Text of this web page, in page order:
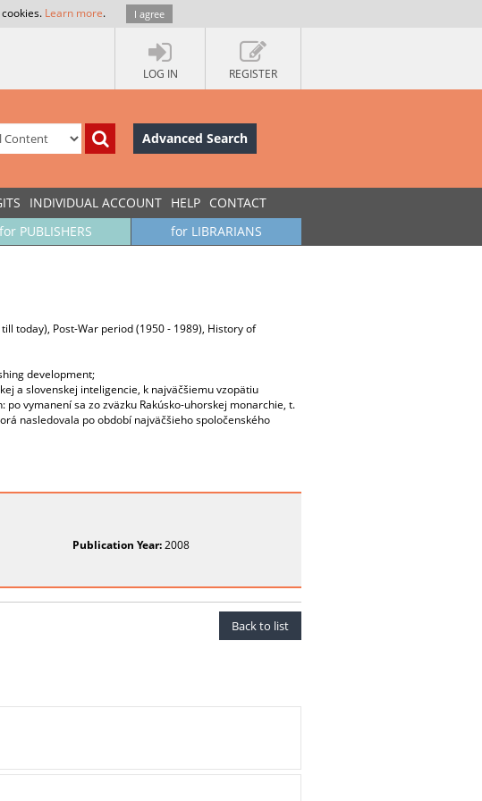
Learn more. I agree
LOG IN REGISTER
Advanced Search
INDIVIDUAL ACCOUNT HELP CONTACT
for LIBRARIANS
for PUBLISHERS
today), Post-War period (1950 - 1989), History of
development;
a slovenskej inteligencie, k najväčšiemu vzopätiu
vymanení sa zo zväzku Rakúsko-uhorskej monarchie, t.
nasledovala po období najväčšieho spoločenského
Publication Year:2008
Back to list